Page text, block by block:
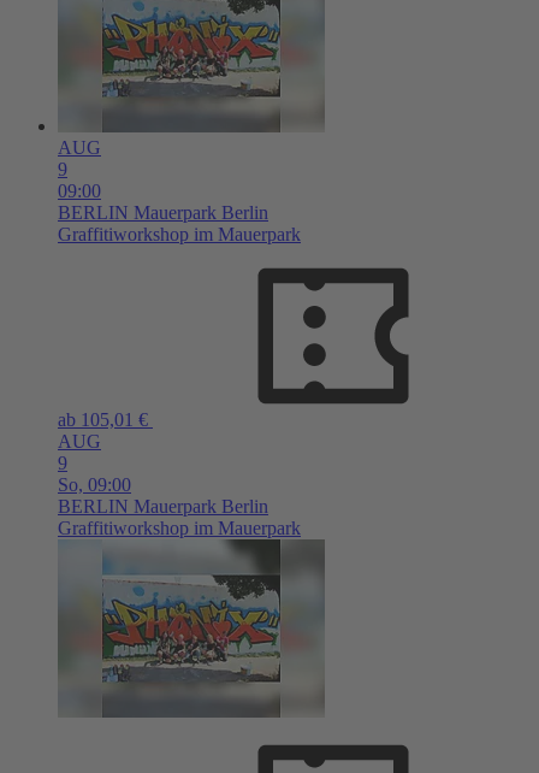
AUG
9
09:00
BERLIN Mauerpark Berlin
Graffitiworkshop im Mauerpark
ab 105,01 €
AUG
9
So, 09:00
BERLIN Mauerpark Berlin
Graffitiworkshop im Mauerpark